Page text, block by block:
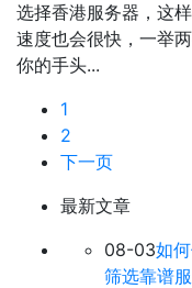
选择香港服务器，这
速度也会很快，一举
你的手头...
1
2
下一页
最新文章
08-03如
筛选靠谱